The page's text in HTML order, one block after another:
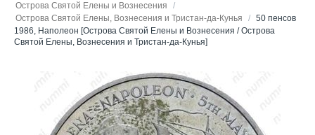
Острова Святой Елены и Вознесения
/
Острова Святой Елены, Вознесения и Тристан-да-Кунья
/ 50 пенсов
1986, Наполеон [Острова Святой Елены и Вознесения / Острова
Святой Елены, Вознесения и Тристан-да-Кунья]